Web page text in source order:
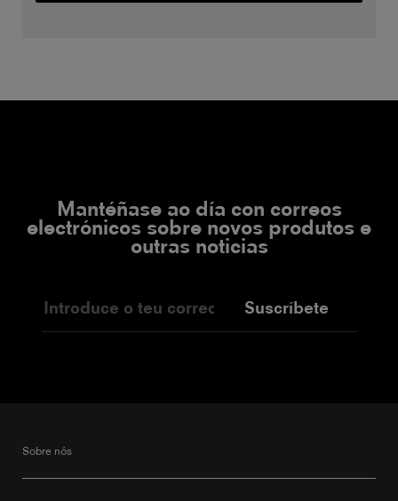
Mantéñase ao día con correos
electrónicos sobre novos produtos e
outras noticias
Suscríbete
Sobre nós